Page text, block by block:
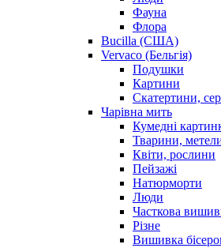
Фауна
Флора
Bucilla (США)
Vervaco (Бельгія)
Подушки
Картини
Скатертини,
Чарiвна мить
Кумедні
Тварини,
Квіти, рослини
Пейзажі
Натюрморти
Люди
Часткова
Різне
Вишивка